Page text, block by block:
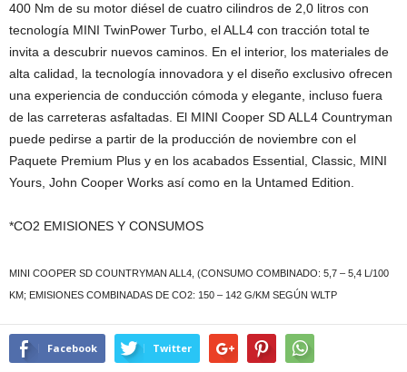
400 Nm de su motor diésel de cuatro cilindros de 2,0 litros con
tecnología MINI TwinPower Turbo, el ALL4 con tracción total te
invita a descubrir nuevos caminos. En el interior, los materiales de
alta calidad, la tecnología innovadora y el diseño exclusivo ofrecen
una experiencia de conducción cómoda y elegante, incluso fuera
de las carreteras asfaltadas. El MINI Cooper SD ALL4 Countryman
puede pedirse a partir de la producción de noviembre con el
Paquete Premium Plus y en los acabados Essential, Classic, MINI
Yours, John Cooper Works así como en la Untamed Edition.
*CO2 EMISIONES Y CONSUMOS
MINI COOPER SD COUNTRYMAN ALL4, (CONSUMO COMBINADO: 5,7 – 5,4 L/100
KM; EMISIONES COMBINADAS DE CO2: 150 – 142 G/KM SEGÚN WLTP
Facebook Twitter